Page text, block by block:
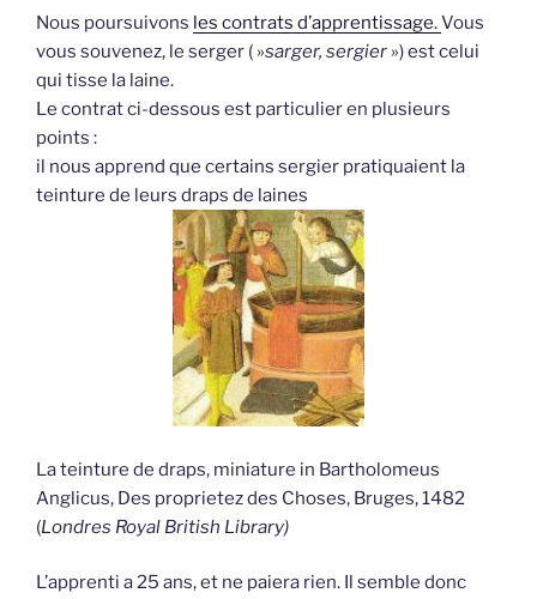
Nous poursuivons les contrats d’apprentissage.Vous
vous souvenez, le serger ( »sarger, sergier ») est celui
qui tisse la laine.
Le contrat ci-dessous est particulier en plusieurs
points :
il nous apprend que certains sergier pratiquaient la
teinture de leurs draps de laines
La teinture de draps, miniature in Bartholomeus
Anglicus, Des proprietez des Choses, Bruges, 1482
(Londres Royal British Library)
L’apprenti a 25 ans, et ne paiera rien. Il semble donc